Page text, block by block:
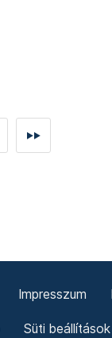
►►
Impresszum
Süti beállítások